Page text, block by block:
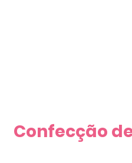
Confecção